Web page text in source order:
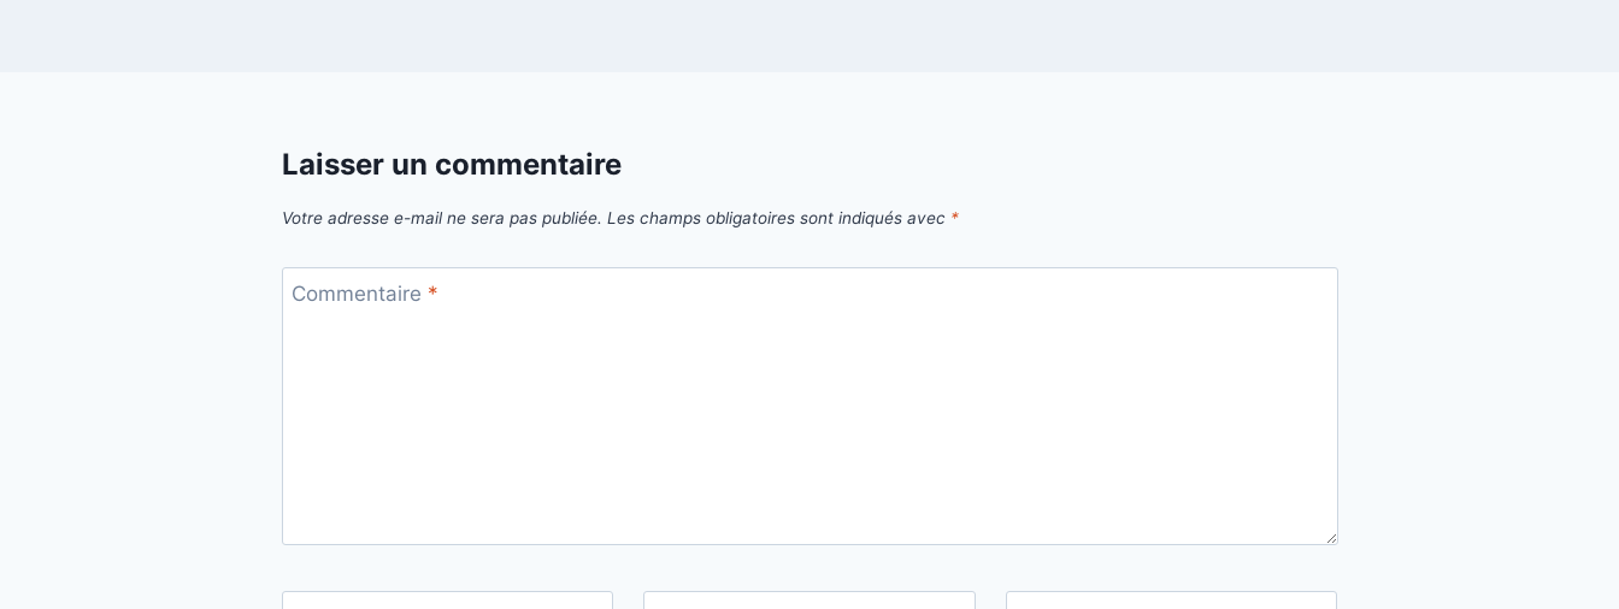
Laisser un commentaire
Votre adresse e-mail ne sera pas publiée. Les champs obligatoires sont indiqués avec *
Commentaire *